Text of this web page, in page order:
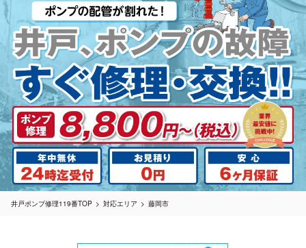
井戸ポンプ修理119番TOP 対応エリア 藤岡市